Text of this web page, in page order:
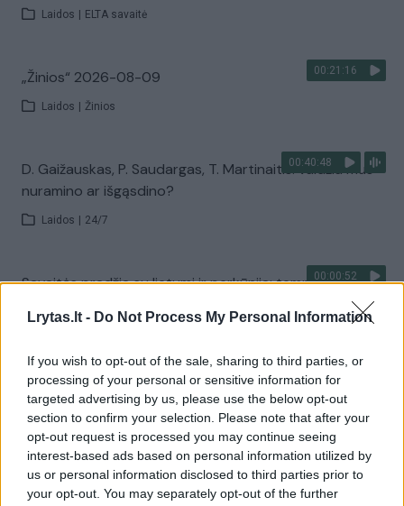
Lrytas.lt - Do Not Process My Personal Information
If you wish to opt-out of the sale, sharing to third parties, or
processing of your personal or sensitive information for
targeted advertising by us, please use the below opt-out
section to confirm your selection. Please note that after your
opt-out request is processed you may continue seeing
interest-based ads based on personal information utilized by
us or personal information disclosed to third parties prior to
your opt-out. You may separately opt-out of the further
Laidos ELTA savaitė
00:21:16
„Žinios“ 2026-08-09
Laidos Žinios
00:40:48
D. Gaižauskas, P. Saudargas, T. Martinaitis: valdžia mus
nuramino ar išgąsdino?
Laidos 24/7
00:00:52
Savaitės pradžia su lietumi ir perkūnija: temperatūra
Visi įrašai
Žiūrimiausi įrašai